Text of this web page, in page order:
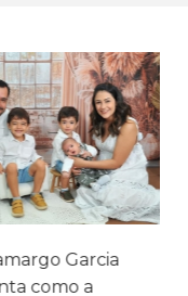
Cefar
com